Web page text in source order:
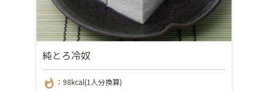
純とろ冷奴
whatshot ：98kcal(1人分換算)